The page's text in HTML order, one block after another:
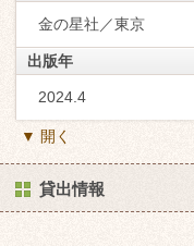
金の星社／東京
出版年
2024.4
▼ 開く
貸出情報